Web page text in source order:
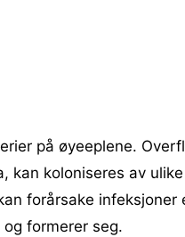
på øyeeplene.
kan koloniseres av
forårsake
formerer seg.